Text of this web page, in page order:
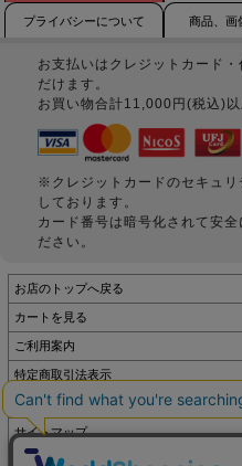
プライバシーについて 商品、画
お支払いはクレジットカード
だけます。
お買い物合計11,000円(税込)以
※クレジットカードのセキュリ
しております。
カード番号は暗号化されて安
ださい。
お店のトップへ戻る
カートを見る
ご利用案内
特定商取引法表示
個人情報の取扱い
サイトマップ
お問い合わせ